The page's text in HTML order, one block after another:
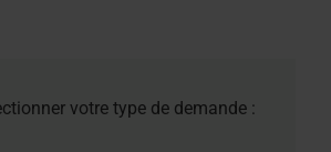
votre type de demande :